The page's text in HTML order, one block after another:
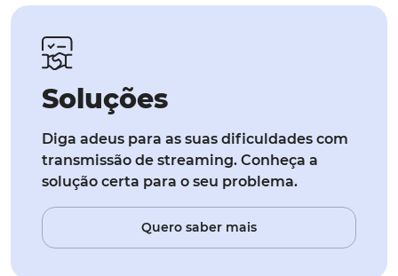
Soluções
Diga adeus para as suas dificuldades com
transmissão de streaming. Conheça a
solução certa para o seu problema.
Quero saber mais